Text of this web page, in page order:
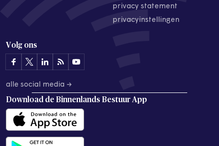
privacy statement
privacyinstellingen
Volg ons
alle social media →
Download de Binnenlands Bestuur App